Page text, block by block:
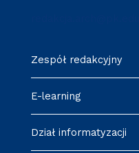
Zespół redakcyjny
E-learning
Dział informatyzacji